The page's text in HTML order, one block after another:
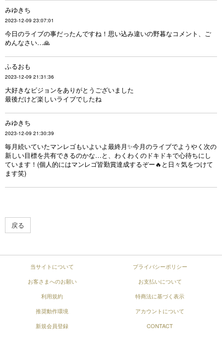
みゆきち
2023-12-09 23:07:01
今日のライブの事だったんですね！思い込み違いの野暮なコメント、ご
めんなさい…🙏
ふるおも
2023-12-09 21:31:36
大好きなビジョンをありがとうございました
最後だけど楽しいライブでしたね
みゆきち
2023-12-09 21:30:39
毎月続いていたマンレゴもいよいよ最終月✨今月のライブでようやく次の
新しい目標を共有できるのかな…と、わくわくのドキドキで心待ちにし
ています！(個人的にはマンレゴ皆勤賞達成するぞー🔥と日々気をつけて
ます笑)
戻る
当サイトについて
プライバシーポリシー
お客さまへのお願い
お支払いについて
利用規約
特商法に基づく表示
推奨動作環境
アカウントについて
新規会員登録
CONTACT